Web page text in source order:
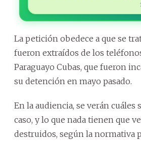
La petición obedece a que se
fueron extraídos de los
Paraguayo Cubas, que fueron
su detención en mayo pasado.
En la audiencia, se verán
caso, y lo que nada tienen que
destruidos, según la normativa